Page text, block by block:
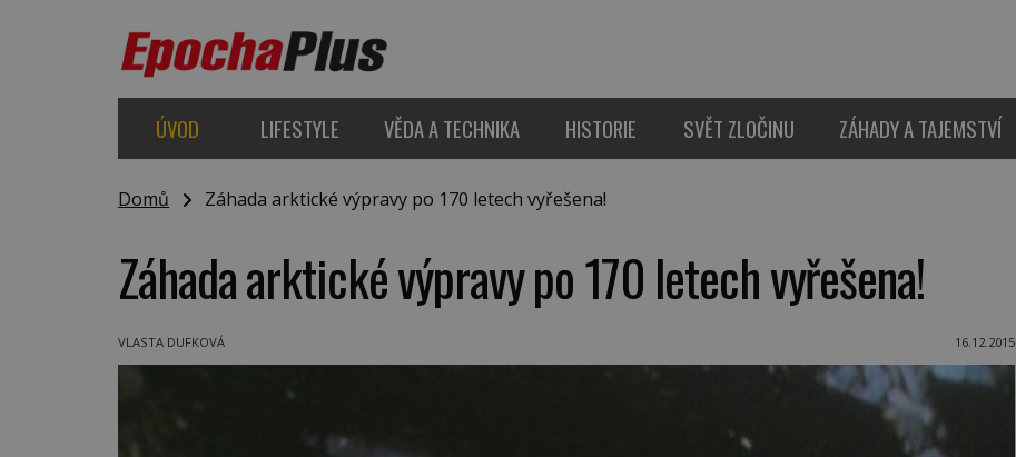
ÚVOD LIFESTYLE VĚDA A TECHNIKA HISTORIE SVĚT ZLOČINU ZÁHADY A TAJEMSTVÍ
Domů Záhada arktické výpravy po 170 letech vyřešena!
Záhada arktické výpravy po 170 letech vyřešena!
VLASTA DUFKOVÁ 16.12.2015